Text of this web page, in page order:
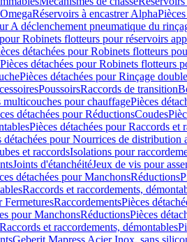
Réservoirs à encastrer Alpha
A déclenchement pneumatique du
Robinets flotteurs pour réservoirs
détachées pour Robinets flotteurs
Pièces détachées pour Robinets flotteurs
Pièces détachées pour Rinçage
PoussoirsRaccords de transition
multicouches pour chauffagePièces
détachées pour RéductionsCoudes
Pièces détachées pour Raccords et
détachées pour Nourrices de distribution
et raccordsIsolations pour
Joints d'étanchéitéJeux de vis pour
détachées pour ManchonsRéductions
Raccords et raccordements,
FermeturesRaccordementsPièces
pour ManchonsRéductionsPièces
Raccords et raccordements, démontables
Geberit Mapress Acier Inox, sans